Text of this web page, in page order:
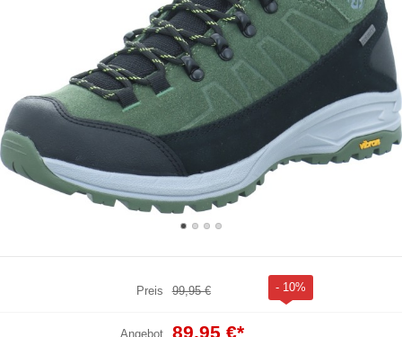
Preis 99,95 € - 10%
Angebot 89,95 €*